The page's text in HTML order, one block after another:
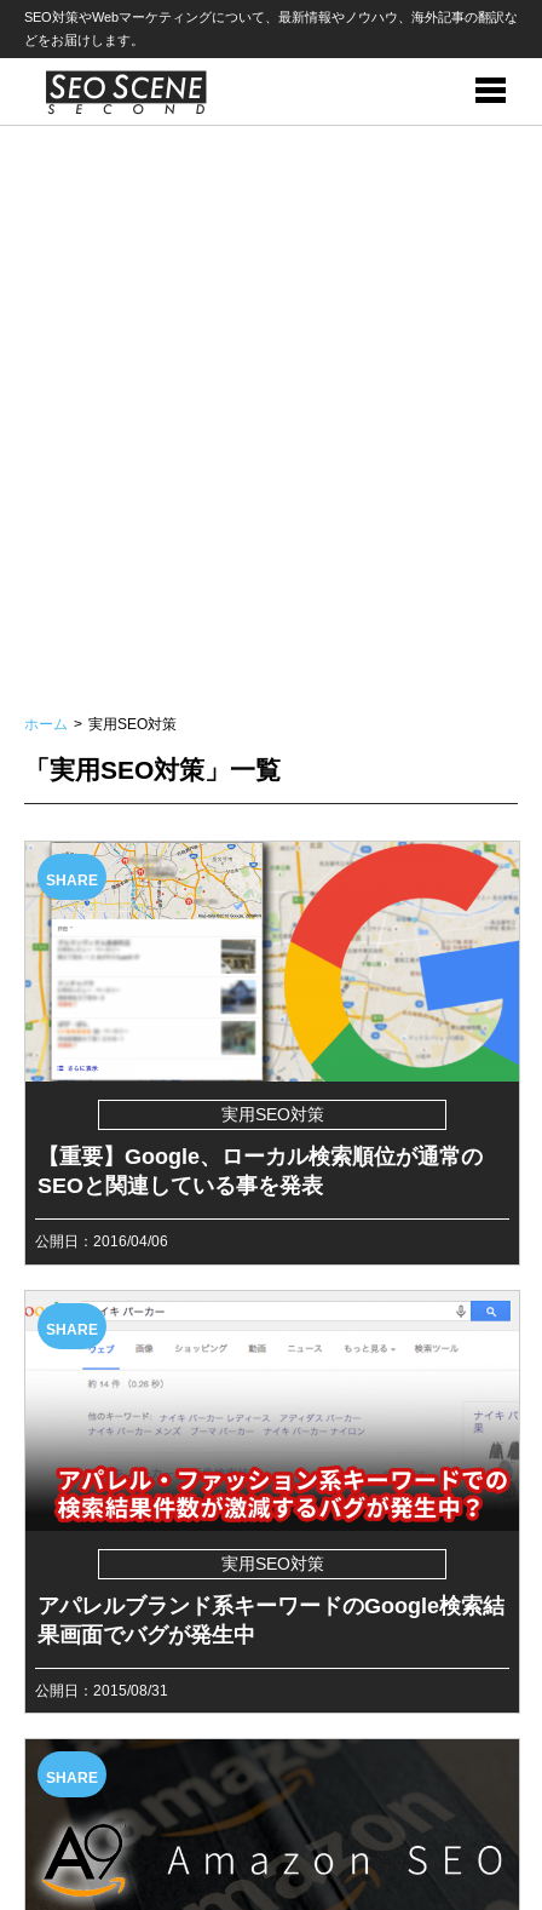
SEO対策やWebマーケティングについて、最新情報やノウハウ、海外記事の翻訳な
どをお届けします。
ホーム 実用SEO対策
「実用SEO対策」一覧
SHARE
実用SEO対策
【重要】Google、ローカル検索順位が通常の
SEOと関連している事を発表
公開日：2016/04/06
SHARE
実用SEO対策
アパレルブランド系キーワードのGoogle検索結
果画面でバグが発生中
公開日：2015/08/31
SHARE